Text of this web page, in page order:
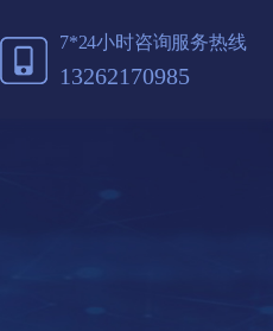
7*24小时咨询服务热线
13262170985